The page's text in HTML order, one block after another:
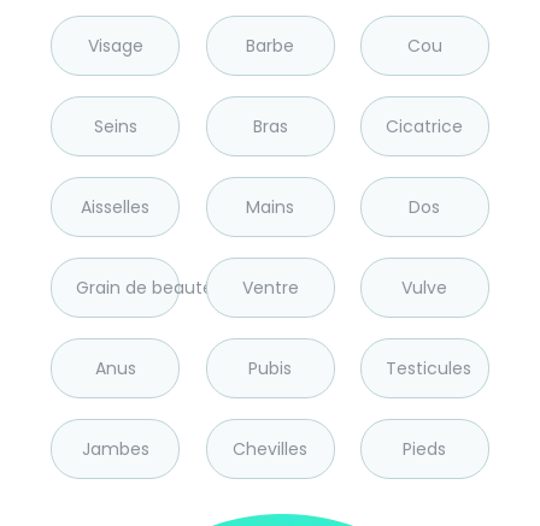
Visage Barbe Cou
Seins Bras Cicatrice
Aisselles Mains Dos
Grain de beauté Ventre Vulve
Anus Pubis Testicules
Jambes Chevilles Pieds